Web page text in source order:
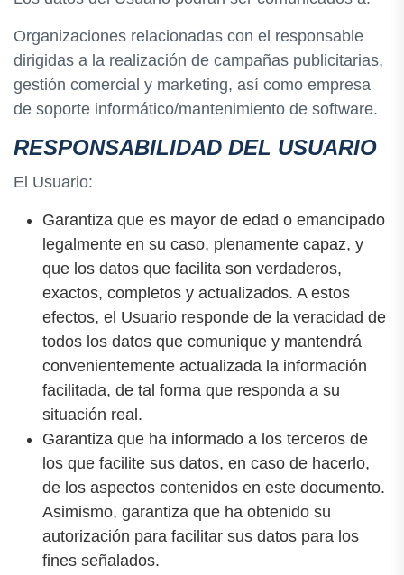
Organizaciones relacionadas con el responsable
dirigidas a la realización de campañas publicitarias,
gestión comercial y marketing, así como empresa
de soporte informático/mantenimiento de software.
RESPONSABILIDAD DEL USUARIO
El Usuario:
Garantiza que es mayor de edad o emancipado
legalmente en su caso, plenamente capaz, y
que los datos que facilita son verdaderos,
exactos, completos y actualizados. A estos
efectos, el Usuario responde de la veracidad de
todos los datos que comunique y mantendrá
convenientemente actualizada la información
facilitada, de tal forma que responda a su
situación real.
Garantiza que ha informado a los terceros de
los que facilite sus datos, en caso de hacerlo,
de los aspectos contenidos en este documento.
Asimismo, garantiza que ha obtenido su
autorización para facilitar sus datos para los
fines señalados.